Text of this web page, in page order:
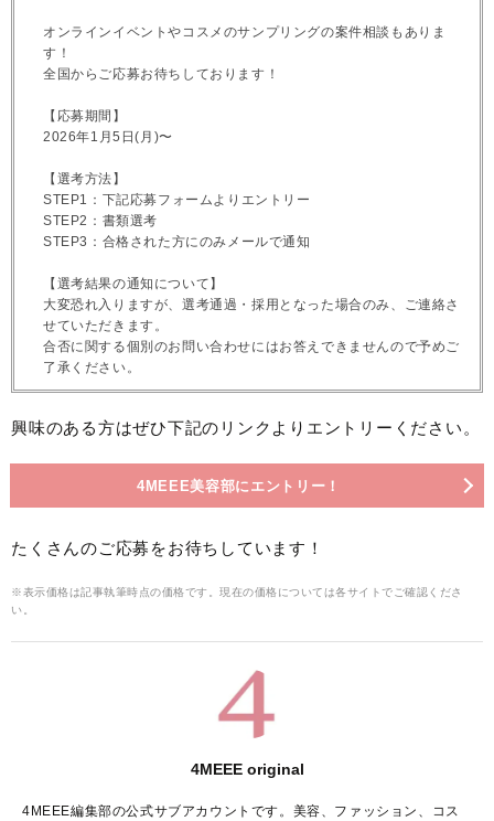
オンラインイベントやコスメのサンプリングの案件相談もありま
す！
全国からご応募お待ちしております！
【応募期間】
2026年1月5日(月)〜
【選考方法】
STEP1：下記応募フォームよりエントリー
STEP2：書類選考
STEP3：合格された方にのみメールで通知
【選考結果の通知について】
大変恐れ入りますが、選考通過・採用となった場合のみ、ご連絡さ
せていただきます。
合否に関する個別のお問い合わせにはお答えできませんので予めご
了承ください。
興味のある方はぜひ下記のリンクよりエントリーください。
4MEEE美容部にエントリー！
たくさんのご応募をお待ちしています！
※表示価格は記事執筆時点の価格です。現在の価格については各サイトでご確認くださ
い。
4MEEE original
4MEEE編集部の公式サブアカウントです。美容、ファッション、コス